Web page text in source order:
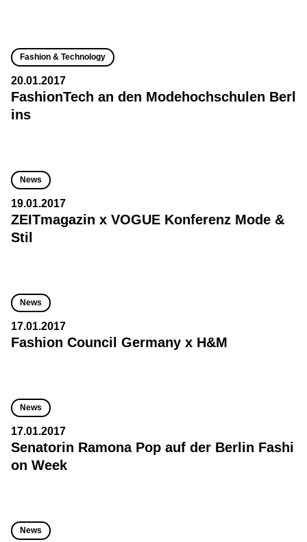
Fashion & Technology
20.01.2017
FashionTech an den Modehochschulen Berl
ins
News
19.01.2017
ZEITmagazin x VOGUE Konferenz Mode &
Stil
News
17.01.2017
Fashion Council Germany x H&M
News
17.01.2017
Senatorin Ramona Pop auf der Berlin Fashi
on Week
News